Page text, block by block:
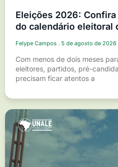
Eleições 2026:
do calendário eleitoral
Felype Campos 5 de agosto de 2026
Com menos de dois meses
eleitores, partidos, pré-
precisam ficar atentos a